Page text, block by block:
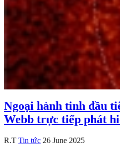
Ngoại hành tinh đầu
Webb trực tiếp phát
R.T Tin tức 26 June 2025